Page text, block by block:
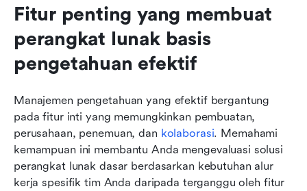
Fitur penting yang membuat
perangkat lunak basis
pengetahuan efektif
Manajemen pengetahuan yang efektif bergantung
pada fitur inti yang memungkinkan pembuatan,
perusahaan, penemuan, dan kolaborasi. Memahami
kemampuan ini membantu Anda mengevaluasi solusi
perangkat lunak dasar berdasarkan kebutuhan alur
kerja spesifik tim Anda daripada terganggu oleh fitur